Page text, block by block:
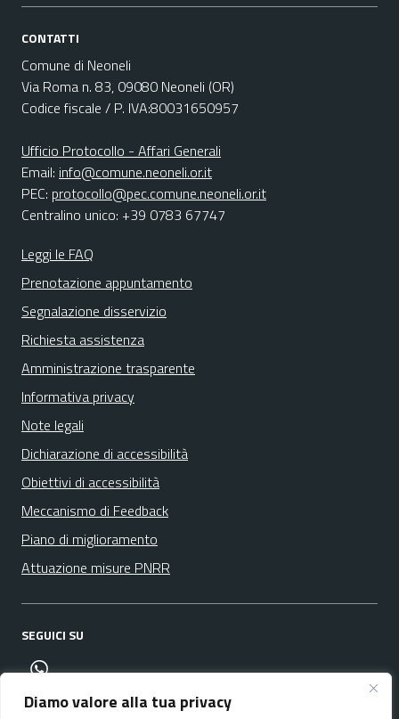
Diamo valore alla tua privacy
CONTATTI
Comune di Neoneli
Via Roma n. 83, 09080 Neoneli (OR)
Codice fiscale / P. IVA:80031650957
Ufficio Protocollo - Affari Generali
Email: info@comune.neoneli.or.it
PEC: protocollo@pec.comune.neoneli.or.it
Centralino unico: +39 0783 67747
Leggi le FAQ
Prenotazione appuntamento
Segnalazione disservizio
Richiesta assistenza
Amministrazione trasparente
Informativa privacy
Note legali
Dichiarazione di accessibilità
Obiettivi di accessibilità
Meccanismo di Feedback
Piano di miglioramento
Attuazione misure PNRR
SEGUICI SU
canale whatsapp